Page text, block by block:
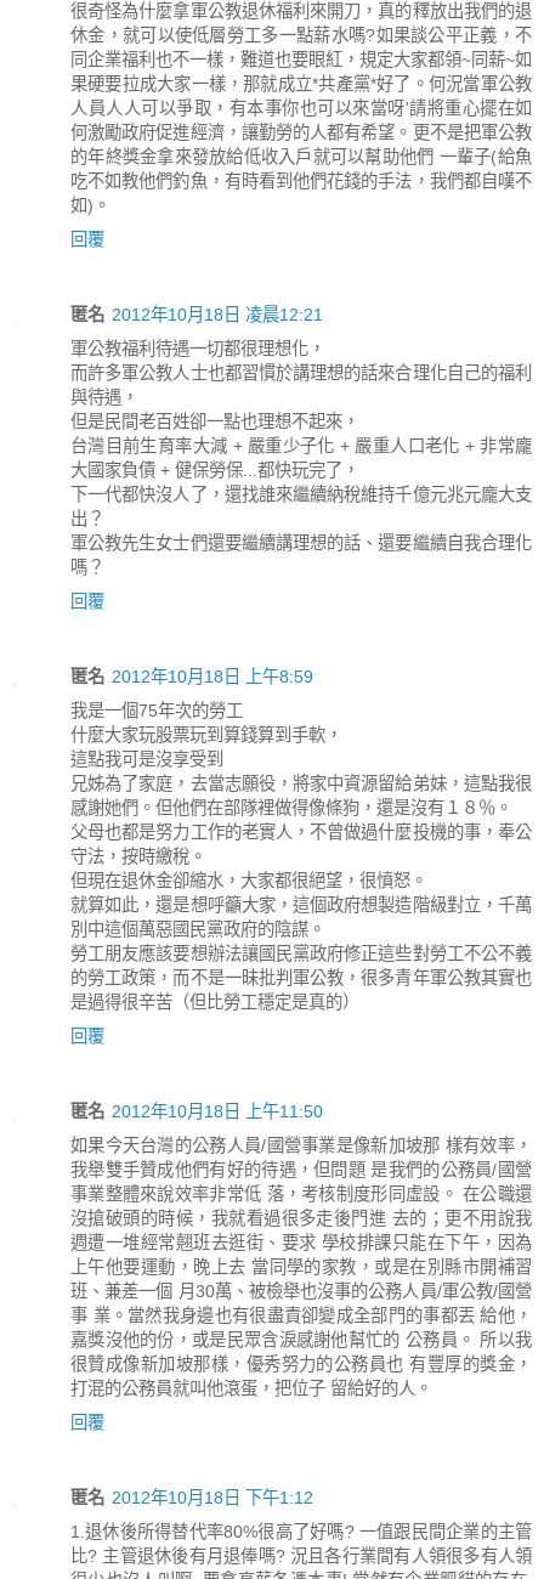
很奇怪為什麼拿軍公教退休福利來開刀，真的釋放出我們的退
休金，就可以使低層勞工多一點薪水嗎?如果談公平正義，不
同企業福利也不一樣，難道也要眼紅，規定大家都領~同薪~如
果硬要拉成大家一樣，那就成立*共產黨*好了。何況當軍公教
人員人人可以爭取，有本事你也可以來當呀'請將重心擺在如
何激勵政府促進經濟，讓勤勞的人都有希望。更不是把軍公教
的年終獎金拿來發放給低收入戶就可以幫助他們 一輩子(給魚
吃不如教他們釣魚，有時看到他們花錢的手法，我們都自嘆不
如)。
回覆
匿名 2012年10月18日 凌晨12:21
軍公教福利待遇一切都很理想化，
而許多軍公教人士也都習慣於講理想的話來合理化自己的福利
與待遇，
但是民間老百姓卻一點也理想不起來，
台灣目前生育率大減 + 嚴重少子化 + 嚴重人口老化 + 非常龐
大國家負債 + 健保勞保...都快玩完了，
下一代都快沒人了，還找誰來繼續納稅維持千億元兆元龐大支
出？
軍公教先生女士們還要繼續講理想的話、還要繼續自我合理化
嗎？
回覆
匿名 2012年10月18日 上午8:59
我是一個75年次的勞工
什麼大家玩股票玩到算錢算到手軟，
這點我可是沒享受到
兄姊為了家庭，去當志願役，將家中資源留給弟妹，這點我很
感謝她們。但他們在部隊裡做得像條狗，還是沒有１８％。
父母也都是努力工作的老實人，不曾做過什麼投機的事，奉公
守法，按時繳稅。
但現在退休金卻縮水，大家都很絕望，很憤怒。
就算如此，還是想呼籲大家，這個政府想製造階級對立，千萬
別中這個萬惡國民黨政府的陰謀。
勞工朋友應該要想辦法讓國民黨政府修正這些對勞工不公不義
的勞工政策，而不是一昧批判軍公教，很多青年軍公教其實也
是過得很辛苦（但比勞工穩定是真的）
回覆
匿名 2012年10月18日 上午11:50
如果今天台灣的公務人員/國營事業是像新加坡那 樣有效率，
我舉雙手贊成他們有好的待遇，但問題 是我們的公務員/國營
事業整體來說效率非常低 落，考核制度形同虛設。 在公職還
沒搶破頭的時候，我就看過很多走後門進 去的；更不用說我
週遭一堆經常翹班去逛街、要求 學校排課只能在下午，因為
上午他要運動，晚上去 當同學的家教，或是在別縣市開補習
班、兼差一個 月30萬、被檢舉也沒事的公務人員/軍公教/國營
事 業。當然我身邊也有很盡責卻變成全部門的事都丟 給他，
嘉獎沒他的份，或是民眾含淚感謝他幫忙的 公務員。 所以我
很贊成像新加坡那樣，優秀努力的公務員也 有豐厚的獎金，
打混的公務員就叫他滾蛋，把位子 留給好的人。
回覆
匿名 2012年10月18日 下午1:12
1.退休後所得替代率80%很高了好嗎? 一值跟民間企業的主管
比? 主管退休後有月退俸嗎? 況且各行業間有人領很多有人領